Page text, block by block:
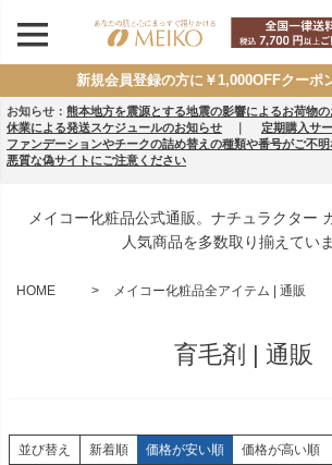
新規会員登録の方に￥1,000OFFクーポ
お知らせ： 熊本地方を震源とする地震の影響によるお荷物
休業による発送スケジュールのお知らせ ｜ 定期購入サ
ファンデーションやチークの詰め替えの種類や番号がご不
悪質な偽サイトにご注意ください
メイコー化粧品公式通販。ナチュラクター
人気商品を多数取り揃えていま
HOME メイコー化粧品全アイテム | 通販
育毛剤 | 通販
並び替え 新着順 価格が安い順 価格が高い順